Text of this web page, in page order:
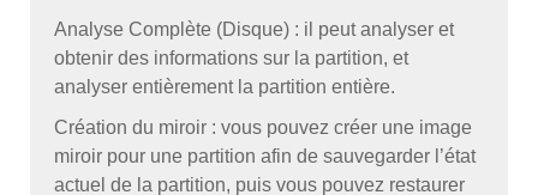
Analyse Complète (Disque) : il peut analyser et
obtenir des informations sur la partition, et
analyser entièrement la partition entière.
Création du miroir : vous pouvez créer une image
miroir pour une partition afin de sauvegarder l’état
actuel de la partition, puis vous pouvez restaurer